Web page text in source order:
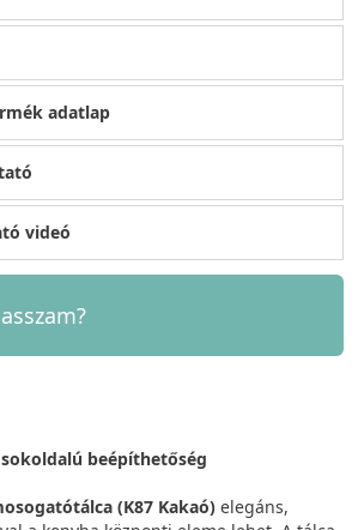
adatlap
videó
beépíthetőség
(K87 Kakaó) elegáns,